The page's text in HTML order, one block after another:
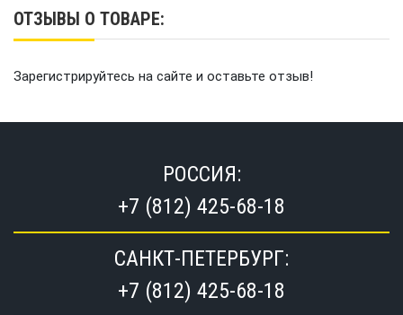
ОТЗЫВЫ О ТОВАРЕ:
Зарегистрируйтесь на сайте и оставьте отзыв!
РОССИЯ:
+7 (812) 425-68-18
САНКТ-ПЕТЕРБУРГ:
+7 (812) 425-68-18